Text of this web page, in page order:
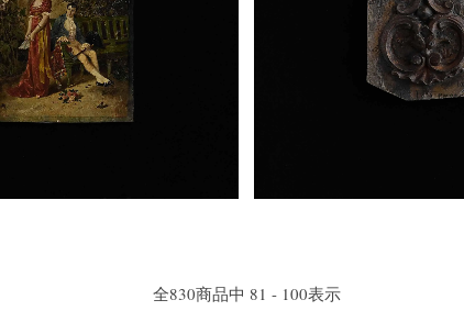
全830商品中 81 - 100表示